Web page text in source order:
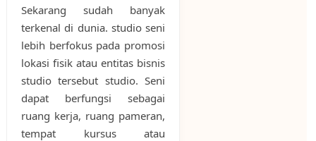
Sekarang sudah banyak
terkenal di dunia. studio seni
lebih berfokus pada promosi
lokasi fisik atau entitas bisnis
studio tersebut studio. Seni
dapat berfungsi sebagai
ruang kerja, ruang pameran,
tempat kursus atau